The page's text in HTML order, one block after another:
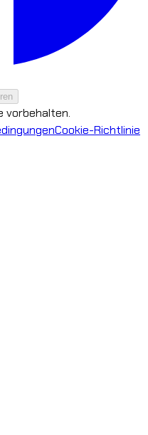
vorbehalten.
Cookie-Richtlinie